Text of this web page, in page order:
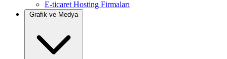
E-ticaret Hosting Firmaları
Grafik ve Medya